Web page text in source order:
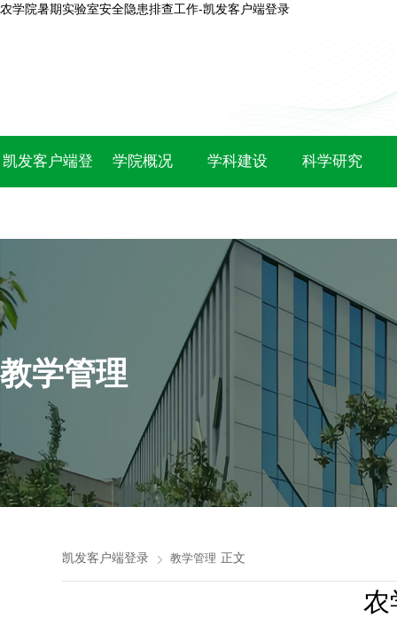
农学院暑期实验室安全隐患排查工作-凯发客户端登录
凯发客户端登 学院概况 学科建设 科学研究
教学管理
凯发客户端登录 教学管理 正文
农